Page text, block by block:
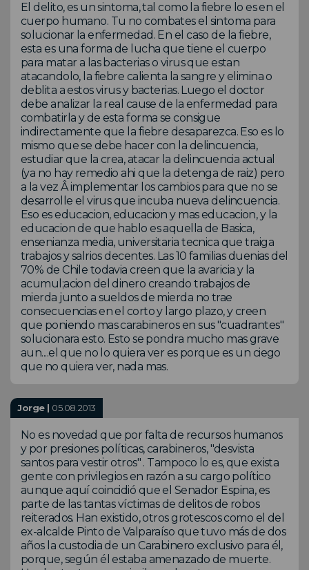
El delito, es un sintoma, tal como la fiebre lo es en el
cuerpo humano. Tu no combates el sintoma para
solucionar la enfermedad. En el caso de la fiebre,
esta es una forma de lucha que tiene el cuerpo
para matar a las bacterias o virus que estan
atacandolo, la fiebre calienta la sangre y elimina o
deblita a estos virus y bacterias. Luego el doctor
debe analizar la real cause de la enfermedad para
combatirla y de esta forma se consigue
indirectamente que la fiebre desaparezca. Eso es lo
mismo que se debe hacer con la delincuencia,
estudiar que la crea, atacar la delincuencia actual
(ya no hay remedio ahi que la detenga de raiz) pero
a la vez Â implementar los cambios para que no se
desarrolle el virus que incuba nueva delincuencia.
Eso es educacion, educacion y mas educacion, y la
educacion de que hablo es aquella de Basica,
ensenianza media, universitaria tecnica que traiga
trabajos y salrios decentes. Las 10 familias duenias del
70% de Chile todavia creen que la avaricia y la
acumul;acion del dinero creando trabajos de
mierda junto a sueldos de mierda no trae
consecuencias en el corto y largo plazo, y creen
que poniendo mas carabineros en sus "cuadrantes"
solucionara esto. Esto se pondra mucho mas grave
aun....el que no lo quiera ver es porque es un ciego
que no quiera ver, nada mas.
Jorge | 05.08.2013
No es novedad que por falta de recursos humanos
y por presiones políticas, carabineros, "desvista
santos para vestir otros" . Tampoco lo es, que exista
gente con privilegios en razón a su cargo político
aunque aquí coincidió que el Senador Espina, es
parte de las tantas víctimas de delitos de robos
reiterados. Han existido, otros grotescos como el del
ex-alcalde Pinto de Valparaíso que tuvo más de dos
años la custodia de un Carabinero exclusivo para él,
porque, según él estaba amenazado de muerte.